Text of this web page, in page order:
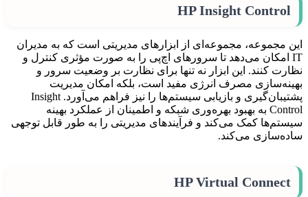
HP Insight Control
این مجموعه، مجموعه‌ای از ابزارهای مدیریتی است که به مدیران
IT امکان می‌دهد تا سرورهای اچ‌پی را به صورت مؤثری کنترل و
نظارت کنند. این ابزار نه تنها برای نظارت بر وضعیت سرور و
بهینه‌سازی مصرف انرژی مفید است، بلکه امکان مدیریت
پشتیبان‌گیری و بازیابی سیستم‌ها را نیز فراهم می‌آورد. Insight
Control به بهبود بهره‌وری شبکه و اطمینان از عملکرد بهینه
سیستم‌ها کمک می‌کند و فرآیندهای مدیریتی را به طور قابل توجهی
ساده‌سازی می‌کند.
HP Virtual Connect